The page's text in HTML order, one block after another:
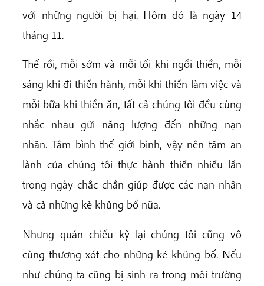
với những người bị hại. Hôm đó là ngày 14
tháng 11.
Thế rồi, mỗi sớm và mỗi tối khi ngồi thiền, mỗi
sáng khi đi thiền hành, mỗi khi thiền làm việc và
mỗi bữa khi thiền ăn, tất cả chúng tôi đều cùng
nhắc nhau gửi năng lượng đến những nạn
nhân. Tâm bình thế giới bình, vậy nên tâm an
lành của chúng tôi thực hành thiền nhiều lần
trong ngày chắc chắn giúp được các nạn nhân
và cả những kẻ khủng bố nữa.
Nhưng quán chiếu kỹ lại chúng tôi cũng vô
cùng thương xót cho những kẻ khủng bố. Nếu
như chúng ta cũng bị sinh ra trong môi trường